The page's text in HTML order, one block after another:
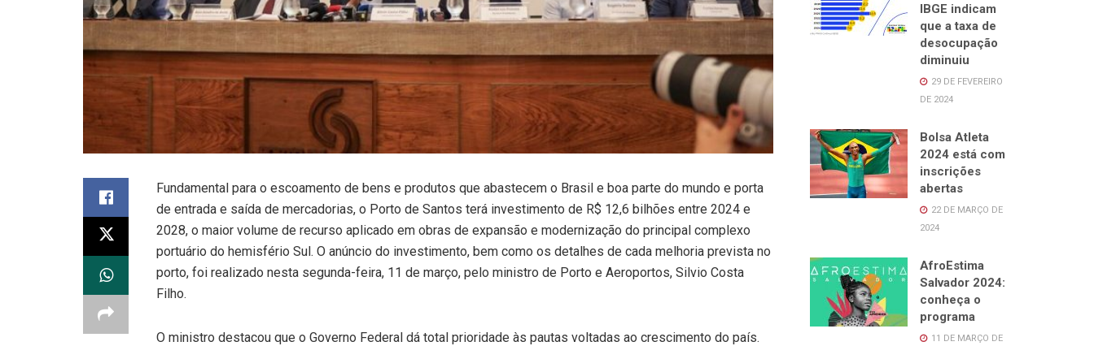
Fundamental para o escoamento de bens e produtos que abastecem o Brasil e boa parte do mundo e porta
de entrada e saída de mercadorias, o Porto de Santos terá investimento de R$ 12,6 bilhões entre 2024 e
2028, o maior volume de recurso aplicado em obras de expansão e modernização do principal complexo
portuário do hemisfério Sul. O anúncio do investimento, bem como os detalhes de cada melhoria prevista no
porto, foi realizado nesta segunda-feira, 11 de março, pelo ministro de Porto e Aeroportos, Silvio Costa
Filho.
O ministro destacou que o Governo Federal dá total prioridade às pautas voltadas ao crescimento do país.
IBGE indicam
que a taxa de
desocupação
diminuiu
29 DE FEVEREIRO
DE 2024
Bolsa Atleta
2024 está com
inscrições
abertas
22 DE MARÇO DE
2024
AfroEstima
Salvador 2024:
conheça o
programa
11 DE MARÇO DE